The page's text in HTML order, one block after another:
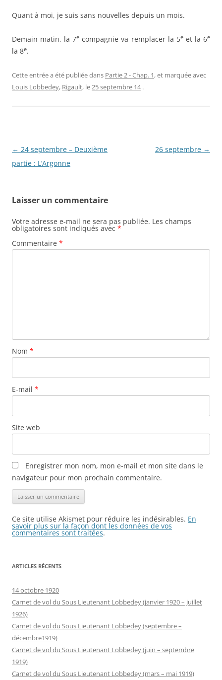
Quant à moi, je suis sans nouvelles depuis un mois.
Demain matin, la 7e compagnie va remplacer la 5eet la 6e
la 8e.
Cette entrée a été publiée dans Partie 2 - Chap. 1, et marquée avec
Louis Lobbedey, Rigault, le25 septembre 14 .
Navigation
des
← 24 septembre – Deuxième
partie : L’Argonne
26 septembre →
Laisser un commentaire
Votre adresse e-mail ne sera pas publiée. Les champs
obligatoires sont indiqués avec *
Commentaire *
Nom *
E-mail *
Site web
Enregistrer mon nom, mon e-mail et mon site dans le
navigateur pour mon prochain commentaire.
Ce site utilise Akismet pour réduire les indésirables. En
savoir plus sur la façon dont les données de vos
commentaires sont traitées.
ARTICLES RÉCENTS
14 octobre 1920
Carnet de vol du Sous Lieutenant Lobbedey (janvier 1920 – juillet
1926)
Carnet de vol du Sous Lieutenant Lobbedey (septembre –
décembre1919)
Carnet de vol du Sous Lieutenant Lobbedey (juin – septembre
1919)
Carnet de vol du Sous Lieutenant Lobbedey (mars – mai 1919)